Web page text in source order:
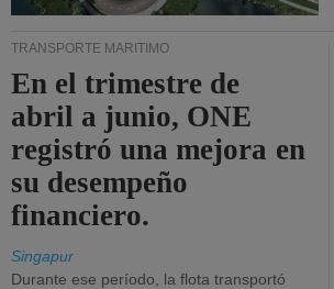
TRANSPORTE MARÍTIMO
En el trimestre de
abril a junio, ONE
registró una mejora en
su desempeño
financiero.
Singapur
Durante ese período, la flota transportó